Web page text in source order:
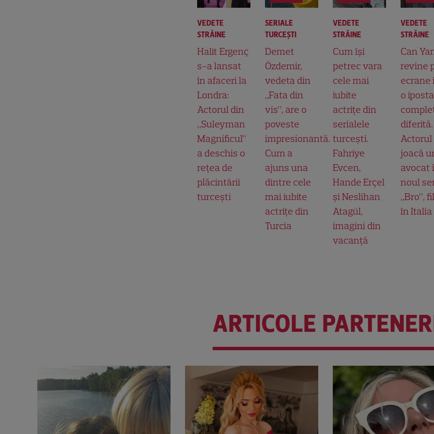
VEDETE
STRĂINE
Halit Ergenç
s-a lansat
în afaceri la
Londra:
Actorul din
„Suleyman
Magnificul”
a deschis o
rețea de
plăcintării
turcești
SERIALE
TURCEŞTI
Demet
Özdemir,
vedeta din
„Fata din
vis”, are o
poveste
impresionantă.
Cum a
ajuns una
dintre cele
mai iubite
actrițe din
Turcia
VEDETE
STRĂINE
Cum își
petrec vara
cele mai
iubite
actrițe din
serialele
turcești.
Fahriye
Evcen,
Hande Erçel
și Neslihan
Atagül,
imagini din
vacanță
VEDETE
STRĂINE
Can
revine
o
diferită.
Actorul
joacă
avocat
noul
„Bro”,
în Italia
ARTICOLE